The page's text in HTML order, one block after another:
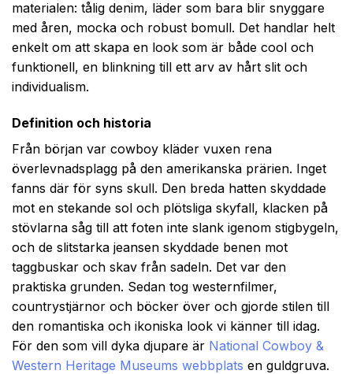
materialen: tålig denim, läder som bara blir snyggare
med åren, mocka och robust bomull. Det handlar helt
enkelt om att skapa en look som är både cool och
funktionell, en blinkning till ett arv av hårt slit och
individualism.
Definition och historia
Från början var cowboy kläder vuxen rena
överlevnadsplagg på den amerikanska prärien. Inget
fanns där för syns skull. Den breda hatten skyddade
mot en stekande sol och plötsliga skyfall, klacken på
stövlarna såg till att foten inte slank igenom stigbygeln,
och de slitstarka jeansen skyddade benen mot
taggbuskar och skav från sadeln. Det var den
praktiska grunden. Sedan tog westernfilmer,
countrystjärnor och böcker över och gjorde stilen till
den romantiska och ikoniska look vi känner till idag.
För den som vill dyka djupare är National Cowboy &
Western Heritage Museums webbplats en guldgruva.